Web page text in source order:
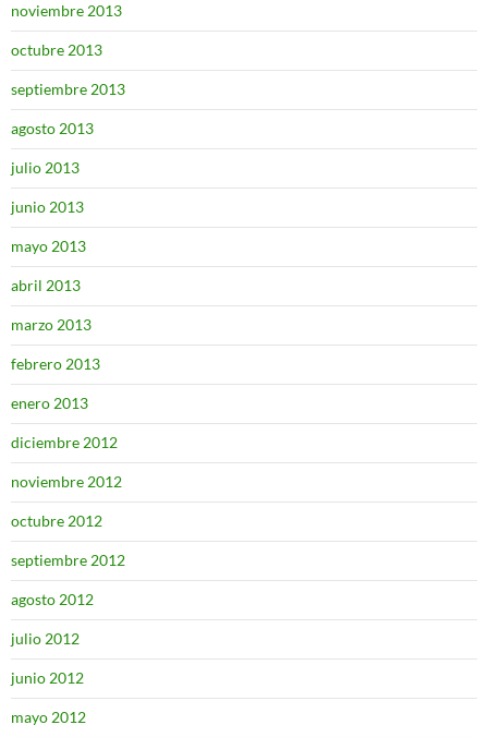
noviembre 2013
octubre 2013
septiembre 2013
agosto 2013
julio 2013
junio 2013
mayo 2013
abril 2013
marzo 2013
febrero 2013
enero 2013
diciembre 2012
noviembre 2012
octubre 2012
septiembre 2012
agosto 2012
julio 2012
junio 2012
mayo 2012